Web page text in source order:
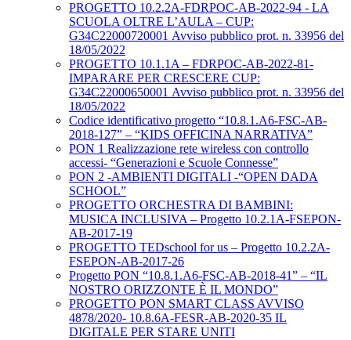
PROGETTO 10.2.2A-FDRPOC-AB-2022-94 - LA
SCUOLA OLTRE L’AULA – CUP:
G34C22000720001 Avviso pubblico prot. n. 33956 del
18/05/2022
PROGETTO 10.1.1A – FDRPOC-AB-2022-81-
IMPARARE PER CRESCERE CUP:
G34C22000650001 Avviso pubblico prot. n. 33956 del
18/05/2022
Codice identificativo progetto “10.8.1.A6-FSC-AB-
2018-127” – “KIDS OFFICINA NARRATIVA”
PON 1 Realizzazione rete wireless con controllo
accessi- “Generazioni e Scuole Connesse”
PON 2 -AMBIENTI DIGITALI -“OPEN DADA
SCHOOL”
PROGETTO ORCHESTRA DI BAMBINI:
MUSICA INCLUSIVA – Progetto 10.2.1A-FSEPON-
AB-2017-19
PROGETTO TEDschool for us – Progetto 10.2.2A-
FSEPON-AB-2017-26
Progetto PON “10.8.1.A6-FSC-AB-2018-41” – “IL
NOSTRO ORIZZONTE È IL MONDO”
PROGETTO PON SMART CLASS AVVISO
4878/2020- 10.8.6A-FESR-AB-2020-35 IL
DIGITALE PER STARE UNITI